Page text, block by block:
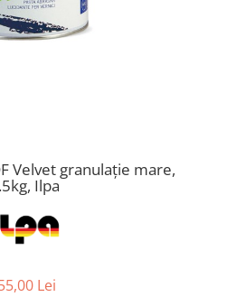
Velvet granulație mare,
Ilpa
Lei